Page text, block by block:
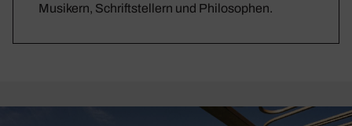
Musikern, Schriftstellern und Philosophen.